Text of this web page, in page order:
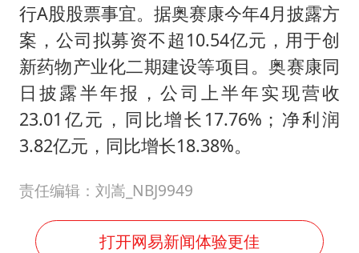
周星驰妈妈现身香港首映礼
湖北启动重大气象灾害三级应急响应
大疆错失宇树
56岁刘奕君跟13岁女儿合跳
“还不如不放假”
行A股股票事宜。据奥赛康今年4月披露方
案，公司拟募资不超10.54亿元，用于创
新药物产业化二期建设等项目。奥赛康同
日披露半年报，公司上半年实现营收
23.01亿元，同比增长17.76%；净利润
3.82亿元，同比增长18.38%。
责任编辑：刘嵩_NBJ9949
打开网易新闻体验更佳